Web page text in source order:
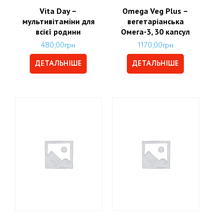
Vita Day –
мультивітаміни для
всієї родини
480,00грн
ДЕТАЛЬНІШЕ
Omega Veg Plus –
вегетаріанська
Омега-3, 30 капсул
1170,00грн
ДЕТАЛЬНІШЕ